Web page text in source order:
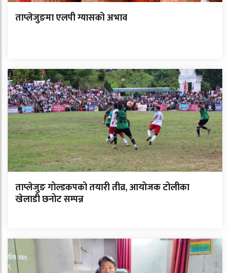
ताप्लेजुङमा एलपी ग्यासको अभाव
ताप्लेजुङ गोल्डकपको तयारी तीव्र, आयोजक टोलीका
खेलाडी छनोट सम्पन्न